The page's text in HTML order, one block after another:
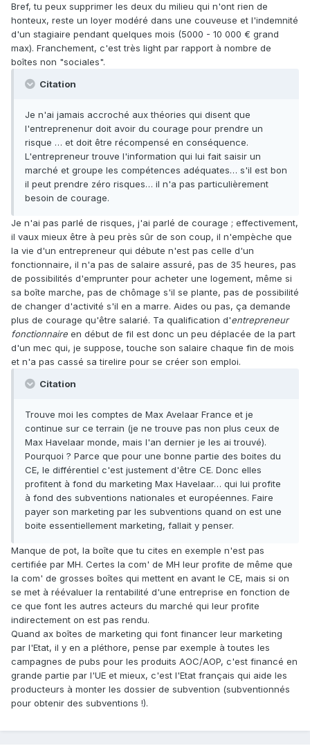
Bref, tu peux supprimer les deux du milieu qui n'ont rien de
honteux, reste un loyer modéré dans une couveuse et l'indemnité
d'un stagiaire pendant quelques mois (5000 - 10 000 € grand
max). Franchement, c'est très light par rapport à nombre de
boîtes non "sociales".
Citation
Je n'ai jamais accroché aux théories qui disent que
l'entreprenenur doit avoir du courage pour prendre un
risque … et doit être récompensé en conséquence.
L'entrepreneur trouve l'information qui lui fait saisir un
marché et groupe les compétences adéquates… s'il est bon
il peut prendre zéro risques… il n'a pas particulièrement
besoin de courage.
Je n'ai pas parlé de risques, j'ai parlé de courage ; effectivement,
il vaux mieux être à peu près sûr de son coup, il n'empèche que
la vie d'un entrepreneur qui débute n'est pas celle d'un
fonctionnaire, il n'a pas de salaire assuré, pas de 35 heures, pas
de possibilités d'emprunter pour acheter une logement, même si
sa boîte marche, pas de chômage s'il se plante, pas de possibilité
de changer d'activité s'il en a marre. Aides ou pas, ça demande
plus de courage qu'être salarié. Ta qualification d'entrepreneur
fonctionnaire en début de fil est donc un peu déplacée de la part
d'un mec qui, je suppose, touche son salaire chaque fin de mois
et n'a pas cassé sa tirelire pour se créer son emploi.
Citation
Trouve moi les comptes de Max Avelaar France et je
continue sur ce terrain (je ne trouve pas non plus ceux de
Max Havelaar monde, mais l'an dernier je les ai trouvé).
Pourquoi ? Parce que pour une bonne partie des boites du
CE, le différentiel c'est justement d'être CE. Donc elles
profitent à fond du marketing Max Havelaar… qui lui profite
à fond des subventions nationales et européennes. Faire
payer son marketing par les subventions quand on est une
boite essentiellement marketing, fallait y penser.
Manque de pot, la boîte que tu cites en exemple n'est pas
certifiée par MH. Certes la com' de MH leur profite de même que
la com' de grosses boîtes qui mettent en avant le CE, mais si on
se met à réévaluer la rentabilité d'une entreprise en fonction de
ce que font les autres acteurs du marché qui leur profite
indirectement on est pas rendu.
Quand ax boîtes de marketing qui font financer leur marketing
par l'Etat, il y en a pléthore, pense par exemple à toutes les
campagnes de pubs pour les produits AOC/AOP, c'est financé en
grande partie par l'UE et mieux, c'est l'Etat français qui aide les
producteurs à monter les dossier de subvention (subventionnés
pour obtenir des subventions !).